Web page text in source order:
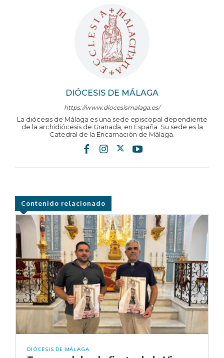
DIÓCESIS DE MÁLAGA
https://www.diocesismalaga.es/
La diócesis de Málaga es una sede episcopal dependiente
de la archidiócesis de Granada, en España. Su sede es la
Catedral de la Encarnación de Málaga.
Contenido relacionado
DIÓCESIS DE MÁLAGA